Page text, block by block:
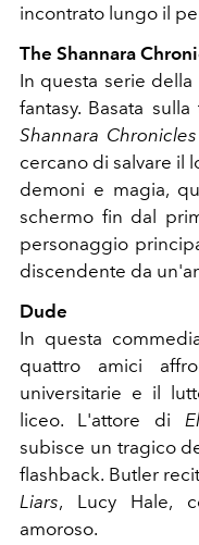
incontrato lungo il
The Shannara
In questa serie della
fantasy. Basata
Shannara Chronicles
cercano di salvare il
demoni e magia,
schermo fin dal
personaggio
discendente da
Dude
In questa
quattro amici
universitarie e il
liceo. L'attore di
subisce un tragico
flashback. Butler
Liars, Lucy Hale,
amoroso.